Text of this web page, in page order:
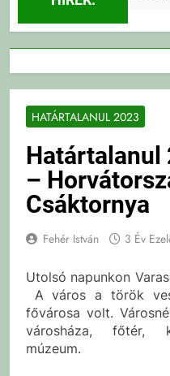
HATÁRTALANUL 2023
Határtalanul
–
Csáktornya
Fehér István 3 Év
Utolsó napunkon
A város a török
fővárosa volt.
városháza, főtér,
múzeum.